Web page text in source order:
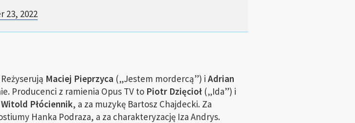
23, 2022
Maciej Pieprzyca („Jestem mordercą”) i Adrian
Producenci z ramienia Opus TV toPiotr Dzięcioł(„Ida”) i
Witold Płóciennik, a za muzykę Bartosz Chajdecki. Za
Hanka Podraza, a za charakteryzację Iza Andrys.